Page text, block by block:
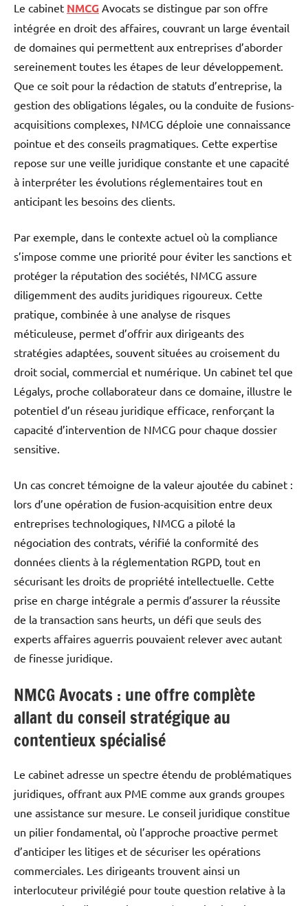
Le cabinet NMCG Avocats se distingue par son offre
intégrée en droit des affaires, couvrant un large éventail
de domaines qui permettent aux entreprises d’aborder
sereinement toutes les étapes de leur développement.
Que ce soit pour la rédaction de statuts d’entreprise, la
gestion des obligations légales, ou la conduite de fusions-
acquisitions complexes, NMCG déploie une connaissance
pointue et des conseils pragmatiques. Cette expertise
repose sur une veille juridique constante et une capacité
à interpréter les évolutions réglementaires tout en
anticipant les besoins des clients.
Par exemple, dans le contexte actuel où la compliance
s’impose comme une priorité pour éviter les sanctions et
protéger la réputation des sociétés, NMCG assure
diligemment des audits juridiques rigoureux. Cette
pratique, combinée à une analyse de risques
méticuleuse, permet d’offrir aux dirigeants des
stratégies adaptées, souvent situées au croisement du
droit social, commercial et numérique. Un cabinet tel que
Légalys, proche collaborateur dans ce domaine, illustre le
potentiel d’un réseau juridique efficace, renforçant la
capacité d’intervention de NMCG pour chaque dossier
sensitive.
Un cas concret témoigne de la valeur ajoutée du cabinet :
lors d’une opération de fusion-acquisition entre deux
entreprises technologiques, NMCG a piloté la
négociation des contrats, vérifié la conformité des
données clients à la réglementation RGPD, tout en
sécurisant les droits de propriété intellectuelle. Cette
prise en charge intégrale a permis d’assurer la réussite
de la transaction sans heurts, un défi que seuls des
experts affaires aguerris pouvaient relever avec autant
de finesse juridique.
NMCG Avocats : une offre complète
allant du conseil stratégique au
contentieux spécialisé
Le cabinet adresse un spectre étendu de problématiques
juridiques, offrant aux PME comme aux grands groupes
une assistance sur mesure. Le conseil juridique constitue
un pilier fondamental, où l’approche proactive permet
d’anticiper les litiges et de sécuriser les opérations
commerciales. Les dirigeants trouvent ainsi un
interlocuteur privilégié pour toute question relative à la